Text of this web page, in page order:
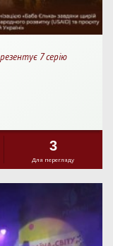
7 серію
3
Для перегляду